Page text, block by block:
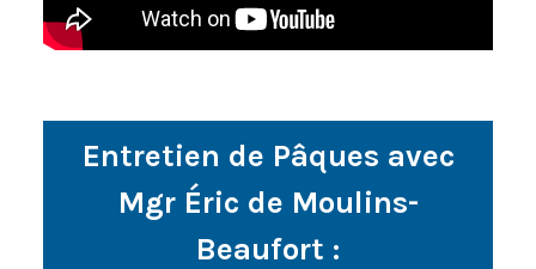
Entretien de Pâques avec
Mgr Éric de Moulins-
Beaufort :